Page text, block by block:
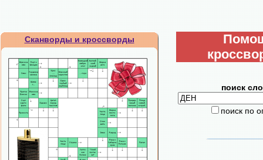
Сканворды и кроссворды
поиск
поиск по